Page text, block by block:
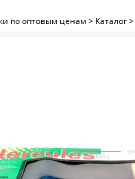
по оптовым ценам > Каталог >